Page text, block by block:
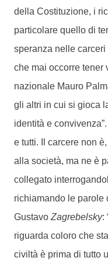
della Costituzione, i
particolare quello di
speranza nelle
che mai occorre tener
nazionale Mauro
gli altri in cui si gioca
identità e
e tutti. Il carcere non
alla società, ma ne è
collegato
richiamando le parole
Gustavo Zagrebelsky:
riguarda coloro che
civiltà è prima di tutto